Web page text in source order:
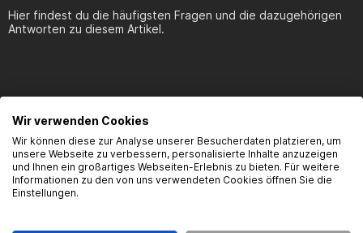
Hier findest du die häufigsten Fragen und die dazugehörigen
Antworten zu diesem Artikel.
Produktsicherheit
Kontaktinformationen des Herstellers:
Wir verwenden Cookies
Wir können diese zur Analyse unserer Besucherdaten platzieren, um
unsere Webseite zu verbessern, personalisierte Inhalte anzuzeigen
und Ihnen ein großartiges Webseiten-Erlebnis zu bieten. Für weitere
Informationen zu den von uns verwendeten Cookies öffnen Sie die
Einstellungen.